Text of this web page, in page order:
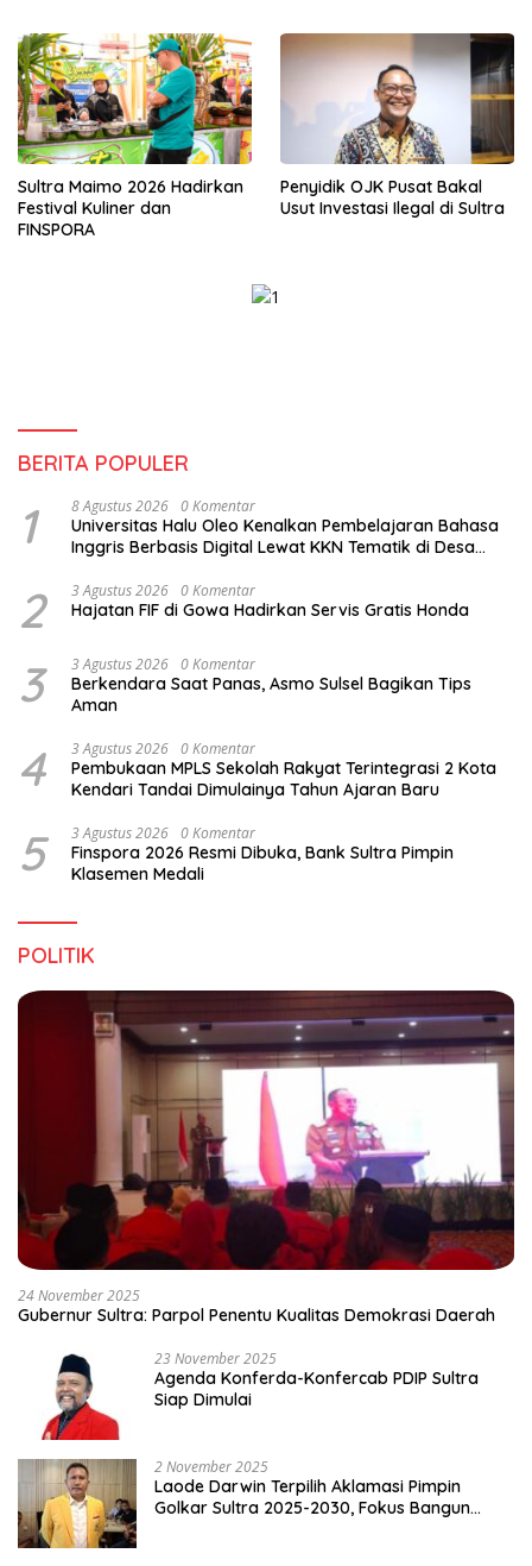
Sultra Maimo 2026 Hadirkan
Festival Kuliner dan
FINSPORA
Penyidik OJK Pusat Bakal
Usut Investasi Ilegal di Sultra
BERITA POPULER
1 8 Agustus 2026 0 Komentar
Universitas Halu Oleo Kenalkan Pembelajaran Bahasa
Inggris Berbasis Digital Lewat KKN Tematik di Desa
2 3 Agustus 2026 0 Komentar
Hajatan FIF di Gowa Hadirkan Servis Gratis Honda
3 3 Agustus 2026 0 Komentar
Berkendara Saat Panas, Asmo Sulsel Bagikan Tips
Aman
4 3 Agustus 2026 0 Komentar
Pembukaan MPLS Sekolah Rakyat Terintegrasi 2 Kota
Kendari Tandai Dimulainya Tahun Ajaran Baru
5 3 Agustus 2026 0 Komentar
Finspora 2026 Resmi Dibuka, Bank Sultra Pimpin
Klasemen Medali
POLITIK
24 November 2025
Gubernur Sultra: Parpol Penentu Kualitas Demokrasi Daerah
23 November 2025
Agenda Konferda-Konfercab PDIP Sultra
Siap Dimulai
2 November 2025
Laode Darwin Terpilih Aklamasi Pimpin
Golkar Sultra 2025-2030, Fokus Bangun